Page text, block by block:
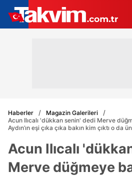
Haberler
Magazin Galerileri
Acun Ilıcalı 'dükkan senin' dedi Merve
Aydın’ın eşi çıka çıka bakın kim çıktı o da
Acun Ilıcalı
Merve düğmeye